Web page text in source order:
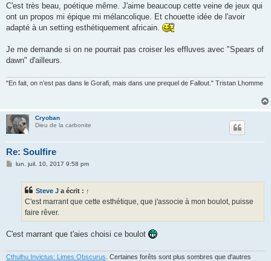
s
a
g
C'est très beau, poétique même. J'aime beaucoup cette veine de jeux qui
ont un propos mi épique mi mélancolique. Et chouette idée de l'avoir
adapté à un setting esthétiquement africain.
Je me demande si on ne pourrait pas croiser les effluves avec "Spears of
dawn" d'ailleurs.
"En fait, on n’est pas dans le Gorafi, mais dans une prequel de Fallout." Tristan Lhomme
Cryoban
Dieu de la carbonite
Re: Soulfire
Mlun. juil. 10, 2017 9:58 pm
Steve J a écrit : ↑
C'est marrant que cette esthétique, que j'associe à mon boulot, puisse
faire rêver.
C'est marrant que t'aies choisi ce boulot
Cthulhu Invictus: Limes Obscurus . Certaines forêts sont plus sombres que d'autres